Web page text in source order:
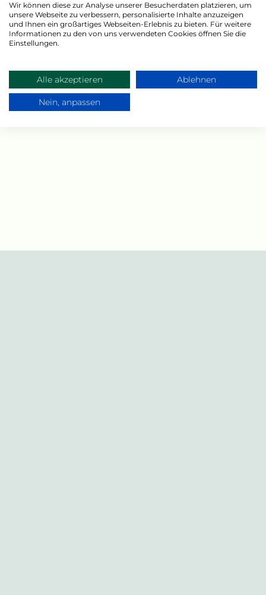
Wir können diese zur Analyse unserer Besucherdaten platzieren, um
unsere Webseite zu verbessern, personalisierte Inhalte anzuzeigen
und Ihnen ein großartiges Webseiten-Erlebnis zu bieten. Für weitere
Informationen zu den von uns verwendeten Cookies öffnen Sie die
Einstellungen.
Alle akzeptieren Ablehnen
Nein, anpassen